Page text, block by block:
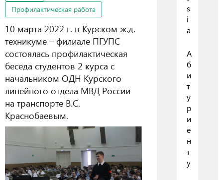
Профилактическая работа
10 марта 2022 г. в Курском ж.д.
техникуме – филиале ПГУПС
состоялась профилактическая
беседа студентов 2 курса с
начальником ОДН Курского
линейного отдела МВД России
на транспорте В.С.
Краснобаевым.
s
i
a
А
б
и
т
у
р
и
е
н
т
у